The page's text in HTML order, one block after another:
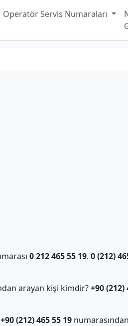
Operatör Servis Numaraları
0 212 465 55 19. 0 (212)
arayan kişi kimdir?+90 (212)
+90 (212) 465 55 19